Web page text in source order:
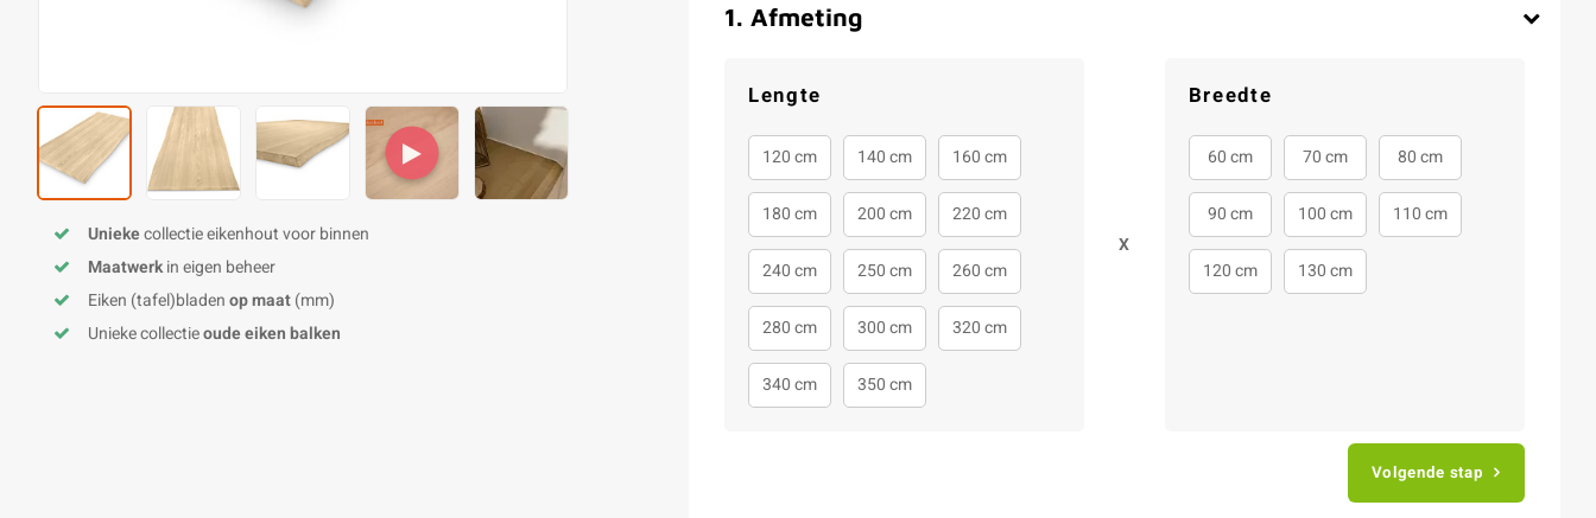
Uniekecollectie eikenhout voor binnen
Maatwerkin eigen beheer
Eiken (tafel)bladenop maat(mm)
Unieke collectieoude eiken balken
1. Afmeting
Lengte
120 cm 140 cm 160 cm
180 cm 200 cm 220 cm
240 cm 250 cm 260 cm
280 cm 300 cm 320 cm
340 cm 350 cm
X
Breedte
60 cm 70 cm 80 cm
90 cm 100 cm 110 cm
120 cm 130 cm
Volgende stap